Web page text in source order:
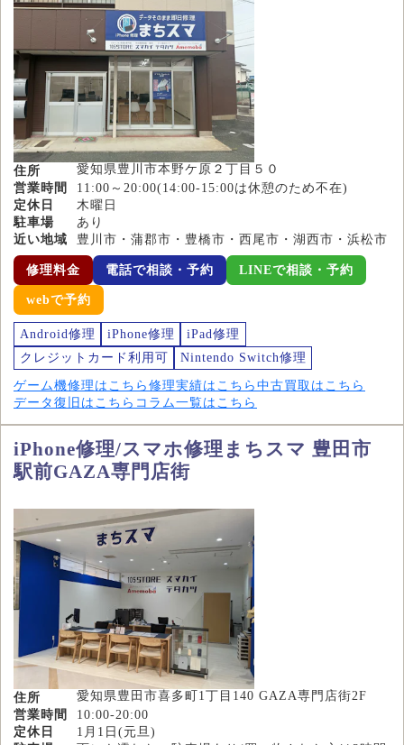
住所
愛知県豊川市本野ケ原２丁目５０
営業時間
11:00～20:00(14:00-15:00は休憩のため不在)
定休日
木曜日
駐車場
あり
近い地域
豊川市・蒲郡市・豊橋市・西尾市・湖西市・浜松市
修理料金 電話で相談・予約 LINEで相談・予約
webで予約
Android修理 iPhone修理
iPad修理
クレジットカード利用可
Nintendo Switch修理
ゲーム機修理はこちら 修理実績はこちら 中古買取はこちら
データ復旧はこちら コラム一覧はこちら
iPhone修理/スマホ修理まちスマ 豊田市
駅前GAZA専門店街
住所
愛知県豊田市喜多町1丁目140 GAZA専門店街2F
営業時間
10:00-20:00
定休日
1月1日(元旦)